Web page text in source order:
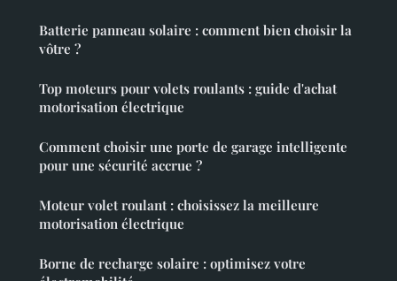
Batterie panneau solaire : comment bien choisir la
vôtre ?
Top moteurs pour volets roulants : guide d'achat
motorisation électrique
Comment choisir une porte de garage intelligente
pour une sécurité accrue ?
Moteur volet roulant : choisissez la meilleure
motorisation électrique
Borne de recharge solaire : optimisez votre